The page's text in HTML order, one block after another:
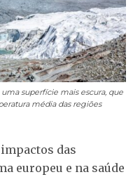
superfície mais escura, que
média das regiões
das
europeu e na saúde